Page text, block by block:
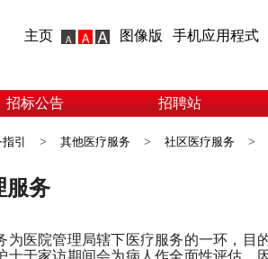
主页 图像版 手机应用程式
招标公告 招聘站
引 > 其他医疗服务 > 社区医疗服务 >